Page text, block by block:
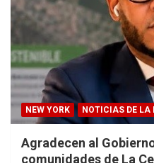
NEW YORK NOTICIAS DE LA
Agradecen al
comunidades de La